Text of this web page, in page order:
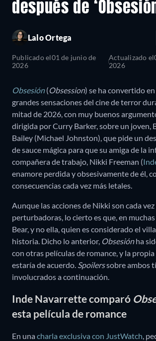
después de
Lalo Ortega
Publicado el01 de junio de
2026
Actualizado el
2026
Obsesión(Obsession) se ha convertido
grandes sensaciones del cine de terror
mitad de 2026, con muy buenos
dirigida por Curry Barker, sobre un joven,
Bailey (Michael Johnston), que pide un
de sauce mágica para que su amiga de la
compañera de trabajo, Nikki Freeman (
enamore perdida y obsesivamente de él,
consecuencias cada vez más letales.
Aunque las acciones de Nikki son cada vez
perturbadoras, lo cierto es que, en
Bear, y no ella, quien es considerado el
historia. Dicho lo anterior, Obsesiónha
con otras películas de romance, y la
estaría de acuerdo. Spoilerssobre ambos
involucrados a continuación.
Inde Navarrette comparó
esta película de romance
En una charla exclusiva con JustWatch ,